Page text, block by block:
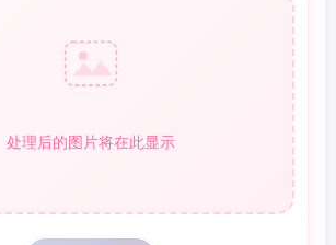
处理后的图片将在此显示